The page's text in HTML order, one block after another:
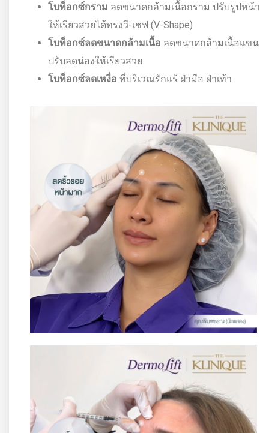
โบท็อกซ์กราม ลดขนาดกล้ามเนื้อกราม ปรับรูปหน้า
ให้เรียวสวยได้ทรงวี-เชฟ (V-Shape)
โบท็อกซ์ลดขนาดกล้ามเนื้อ ลดขนาดกล้ามเนื้อแขน
ปรับลดน่องให้เรียวสวย
โบท็อกซ์ลดเหงื่อ ที่บริเวณรักแร้ ฝ่ามือ ฝ่าเท้า